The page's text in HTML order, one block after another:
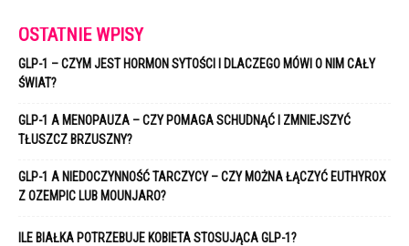
OSTATNIE WPISY
GLP-1 – CZYM JEST HORMON SYTOŚCI I DLACZEGO MÓWI O NIM CAŁY
ŚWIAT?
GLP-1 A MENOPAUZA – CZY POMAGA SCHUDNĄĆ I ZMNIEJSZYĆ
TŁUSZCZ BRZUSZNY?
GLP-1 A NIEDOCZYNNOŚĆ TARCZYCY – CZY MOŻNA ŁĄCZYĆ EUTHYROX
Z OZEMPIC LUB MOUNJARO?
ILE BIAŁKA POTRZEBUJE KOBIETA STOSUJĄCA GLP-1?